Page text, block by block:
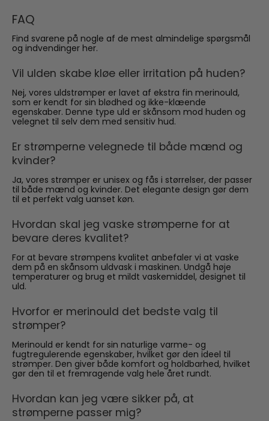
FAQ
Find svarene på nogle af de mest almindelige spørgsmål
og indvendinger her.
Vil ulden skabe kløe eller irritation på huden?
Nej, vores uldstrømper er lavet af ekstra fin merinould,
som er kendt for sin blødhed og ikke-klæende
egenskaber. Denne type uld er skånsom mod huden og
velegnet til selv dem med sensitiv hud.
Er strømperne velegnede til både mænd og
kvinder?
Ja, vores strømper er unisex og fås i størrelser, der passer
til både mænd og kvinder. Det elegante design gør dem
til et perfekt valg uanset køn.
Hvordan skal jeg vaske strømperne for at
bevare deres kvalitet?
For at bevare strømpens kvalitet anbefaler vi at vaske
dem på en skånsom uldvask i maskinen. Undgå høje
temperaturer og brug et mildt vaskemiddel, designet til
uld.
Hvorfor er merinould det bedste valg til
strømper?
Merinould er kendt for sin naturlige varme- og
fugtregulerende egenskaber, hvilket gør den ideel til
strømper. Den giver både komfort og holdbarhed, hvilket
gør den til et fremragende valg hele året rundt.
Hvordan kan jeg være sikker på, at
strømperne passer mig?